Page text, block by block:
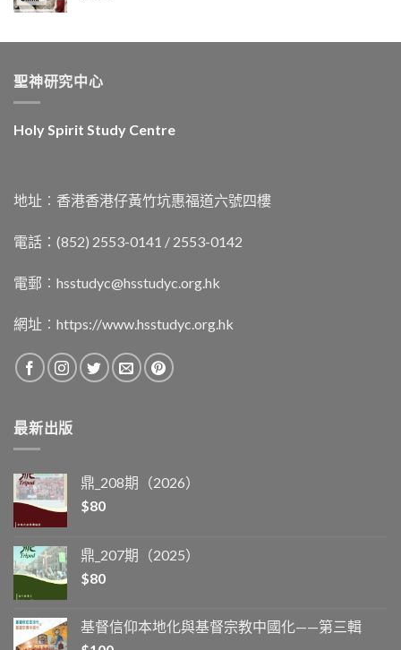
聖神研究中心
Holy Spirit Study Centre
地址︰香港香港仔黃竹坑惠福道六號四樓
電話：(852) 2553-0141 / 2553-0142
電郵︰ hsstudyc@hsstudyc.org.hk
網址︰ https://www.hsstudyc.org.hk
最新出版
鼎_208期（2026）
$80
鼎_207期（2025）
$80
基督信仰本地化與基督宗教中國化——第三輯